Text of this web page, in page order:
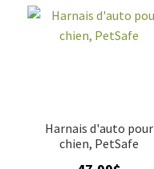
Harnais d'auto pour
chien, PetSafe